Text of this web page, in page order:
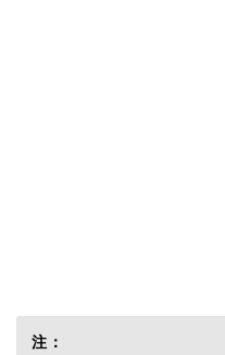
注：